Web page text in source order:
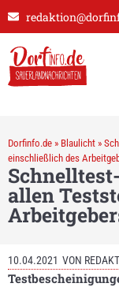
Dorfinfo.de » Blaulicht »
einschließlich des
allen
10.04.2021 VON